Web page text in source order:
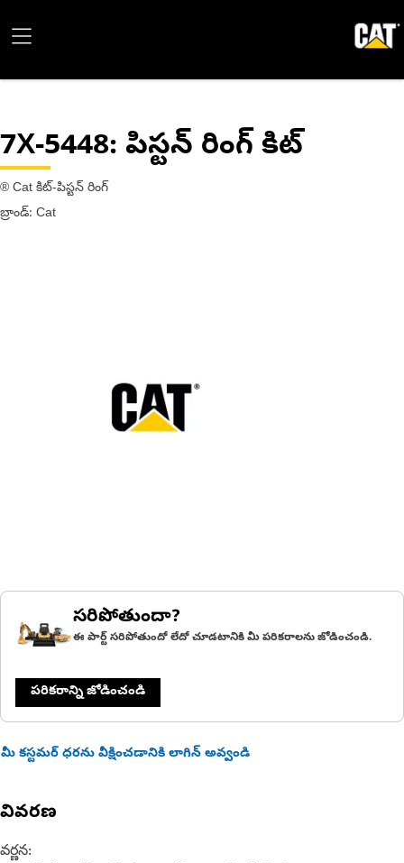
7X-5448: పిస్టన్ రింగ్ కిట్
® Cat కిట్-పిస్టన్ రింగ్
బ్రాండ్: Cat
సరిపోతుందా?
ఈ పార్ట్ సరిపోతుందో లేదో చూడటానికి మీ పరికరాలను జోడించండి.
పరికరాన్ని జోడించండి
మీ కస్టమర్ ధరను వీక్షించడానికి లాగిన్ అవ్వండి
వివరణ
వర్ణన: